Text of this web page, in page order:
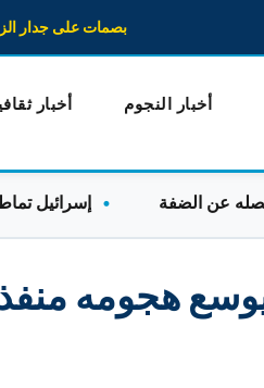
بصمات على جدار
أخبار النجوم أخبار
إسرائيل تماطل في